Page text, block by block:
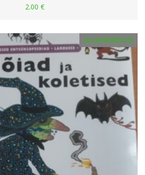
2.00 €
ALLAHINDLUS!